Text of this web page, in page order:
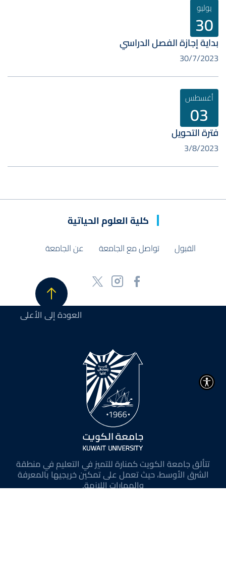
يوليو
30
بداية إجازة الفصل الدراسي
30/7/2023
أغسطس
03
فترة التحويل
3/8/2023
كلية العلوم الحياتية
القبول تواصل مع الجامعة عن الجامعة
العودة إلى الأعلى
تتألق جامعة الكويت كمنارة للتميز في التعليم في منطقة
الشرق الأوسط، حيث تعمل على تمكين خريجيها بالمعرفة
والمهارات اللازمة.